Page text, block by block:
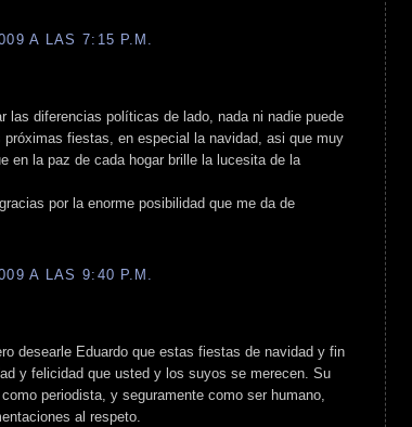
A LAS 7:15 P.M.
las diferencias políticas de lado, nada ni nadie puede
fiestas, en especial la navidad, asi que muy
en la paz de cada hogar brille la lucesita de la
por la enorme posibilidad que me da de
A LAS 9:40 P.M.
desearle Eduardo que estas fiestas de navidad y fin
y felicidad que usted y los suyos se merecen. Su
periodista, y seguramente como ser humano,
al respeto.